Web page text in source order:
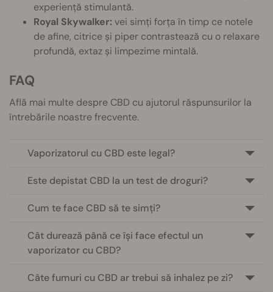
experiență stimulantă.
Royal Skywalker: vei simți forța în timp ce notele
de afine, citrice și piper contrastează cu o relaxare
profundă, extaz și limpezime mintală.
FAQ
Află mai multe despre CBD cu ajutorul răspunsurilor la
întrebările noastre frecvente.
Vaporizatorul cu CBD este legal?
Este depistat CBD la un test de droguri?
Cum te face CBD să te simți?
Cât durează până ce își face efectul un
vaporizator cu CBD?
Câte fumuri cu CBD ar trebui să inhalez pe zi?